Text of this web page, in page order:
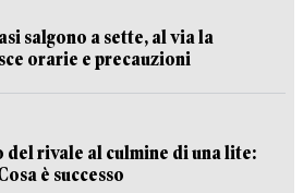
salgono a sette, al via la
orarie e precauzioni
del rivale al culmine di una lite:
è successo